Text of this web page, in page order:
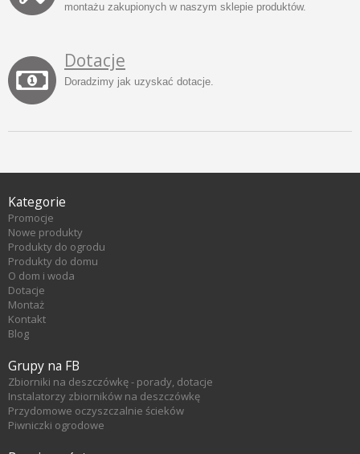
montażu zakupionych w naszym sklepie produktów.
Dotacje
Doradzimy jak uzyskać dotacje.
Kategorie
Promocje
Nowe produkty
Produkty do ogrodu
Produkty do domu
O dom i woda
Dotacje
Montaż
Kontakt
Blog
Grupy na FB
Zbiorniki na deszczówkę - porady, dotacje
Instalatorzy zbiorników na deszczówkę
Przydomowe oczyszczalnie ścieków
Piwniczki ogrodowe